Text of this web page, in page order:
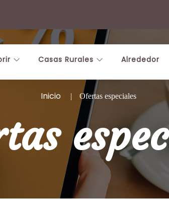
Casas Rurales Alrededor
Inicio Ofertas especiales